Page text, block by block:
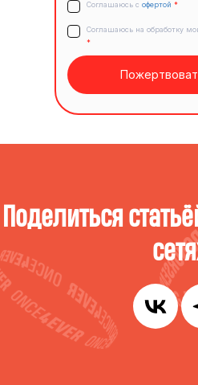
Соглашаюсь с офертой *
Соглашаюсь на обработку
*
Поделиться